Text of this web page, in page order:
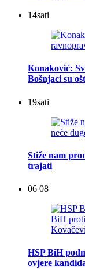
14sati
Konaković:
Bošnjaci su
19sati
Stiže nam
trajati
06 08
HSP BiH
ovjere